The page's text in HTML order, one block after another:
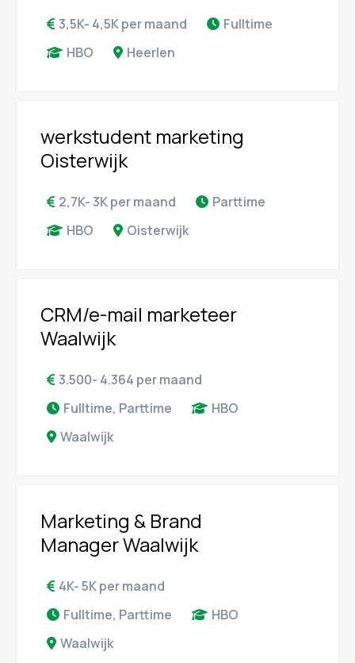
3,5K- 4,5K per maand
Fulltime
HBO
Heerlen
werkstudent marketing
Oisterwijk
2,7K- 3K per maand
Parttime
HBO
Oisterwijk
CRM/e-mail marketeer
Waalwijk
3.500- 4.364 per maand
Fulltime, Parttime
HBO
Waalwijk
Marketing & Brand
Manager Waalwijk
4K- 5K per maand
Fulltime, Parttime
HBO
Waalwijk